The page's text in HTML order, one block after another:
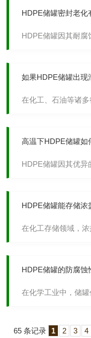
HDPE储罐密封老化
HDPE储罐因其耐腐
如果HDPE储罐出现
在化工、石油等诸
高温下HDPE储罐如
HDPE储罐因其优异
HDPE储罐能存储浓
在化工存储领域，
HDPE储罐的防腐蚀
在化学工业中，储
65 条记录 1 2 3 4